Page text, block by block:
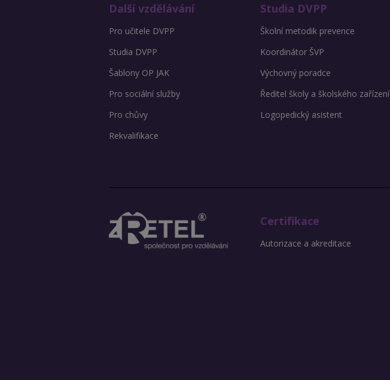
Další vzdělávání
Pro učitele DVPP
Studia DVPP
Šablony OP JAK
Pro sociální služby
Pro chůvy
Rekvalifikace
Studia DVPP
Školní metodik prevence
Koordinátor ŠVP
Výchovný poradce
Ředitel školy a školského zařízení
Logopedický asistent
Certifikace
Autorizace a akreditace